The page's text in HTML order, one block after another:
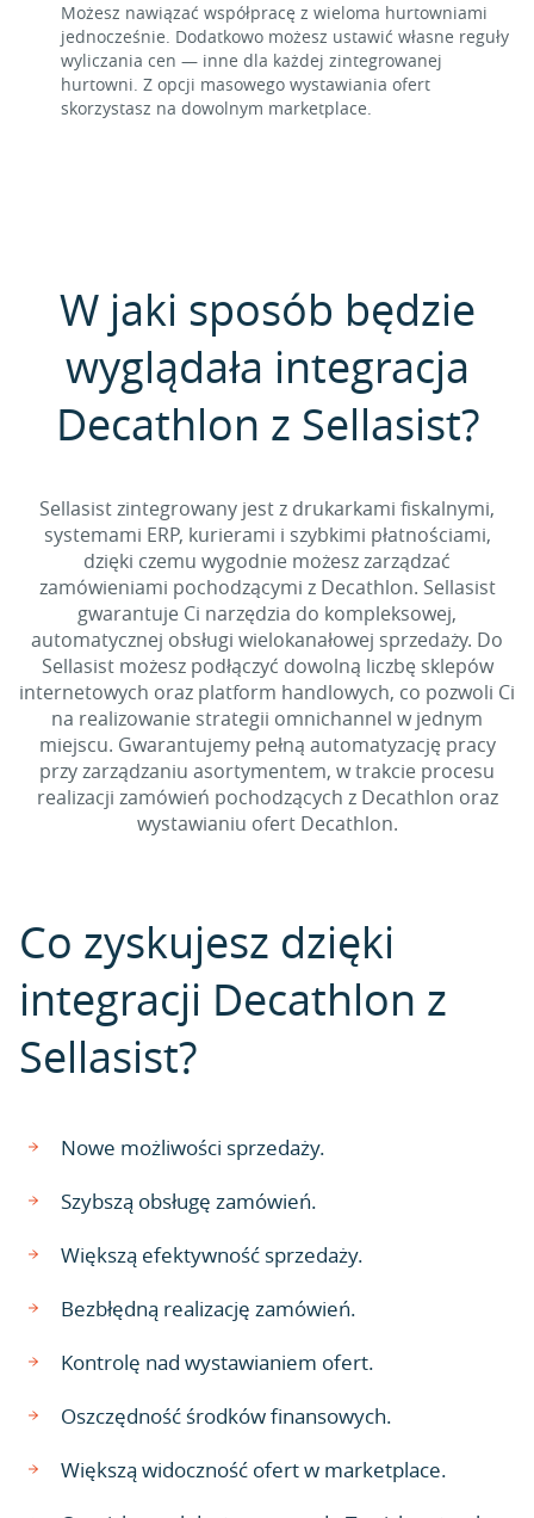
Możesz nawiązać współpracę z wieloma hurtowniami
jednocześnie. Dodatkowo możesz ustawić własne reguły
wyliczania cen — inne dla każdej zintegrowanej
hurtowni. Z opcji masowego wystawiania ofert
skorzystasz na dowolnym marketplace.
W jaki sposób będzie
wyglądała integracja
Decathlon z Sellasist?
Sellasist zintegrowany jest z drukarkami fiskalnymi,
systemami ERP, kurierami i szybkimi płatnościami,
dzięki czemu wygodnie możesz zarządzać
zamówieniami pochodzącymi z Decathlon. Sellasist
gwarantuje Ci narzędzia do kompleksowej,
automatycznej obsługi wielokanałowej sprzedaży. Do
Sellasist możesz podłączyć dowolną liczbę sklepów
internetowych oraz platform handlowych, co pozwoli Ci
na realizowanie strategii omnichannel w jednym
miejscu. Gwarantujemy pełną automatyzację pracy
przy zarządzaniu asortymentem, w trakcie procesu
realizacji zamówień pochodzących z Decathlon oraz
wystawianiu ofert Decathlon.
Co zyskujesz dzięki
integracji Decathlon z
Sellasist?
Nowe możliwości sprzedaży.
Szybszą obsługę zamówień.
Większą efektywność sprzedaży.
Bezbłędną realizację zamówień.
Kontrolę nad wystawianiem ofert.
Oszczędność środków finansowych.
Większą widoczność ofert w marketplace.